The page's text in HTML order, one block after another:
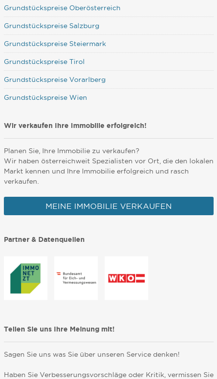
Grundstückspreise Oberösterreich
Grundstückspreise Salzburg
Grundstückspreise Steiermark
Grundstückspreise Tirol
Grundstückspreise Vorarlberg
Grundstückspreise Wien
Wir verkaufen Ihre Immobilie erfolgreich!
Planen Sie, Ihre Immobilie zu verkaufen?
Wir haben österreichweit Spezialisten vor Ort, die den lokalen
Markt kennen und Ihre Immobilie erfolgreich und rasch
verkaufen.
MEINE IMMOBILIE VERKAUFEN
Partner & Datenquellen
Teilen Sie uns Ihre Meinung mit!
Sagen Sie uns was Sie über unseren Service denken!
Haben Sie Verbesserungsvorschläge oder Kritik, vermissen Sie